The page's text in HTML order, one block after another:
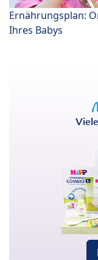
Ernährungsplan:
Ihres Babys